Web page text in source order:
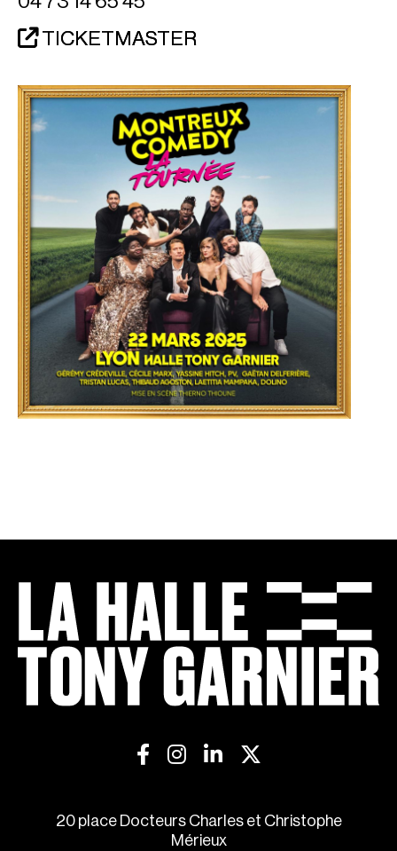
TICKETMASTER
20 place Docteurs Charles et Christophe
Mérieux